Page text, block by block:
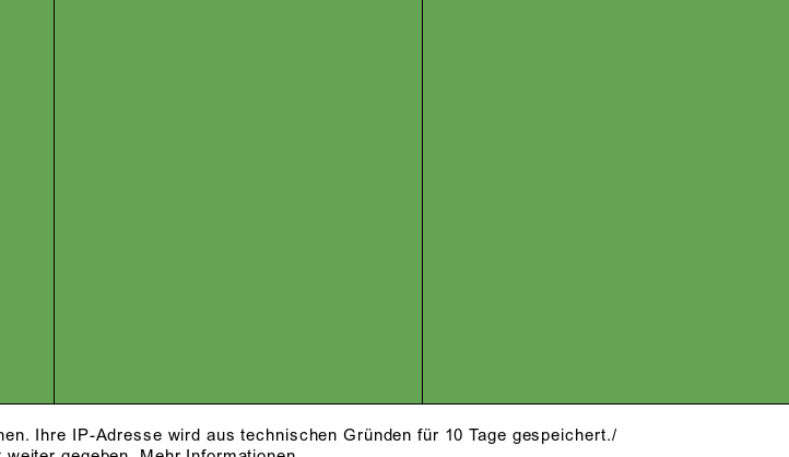
Ihre IP-Adresse wird aus technischen Gründen für 10 Tage gespeichert./